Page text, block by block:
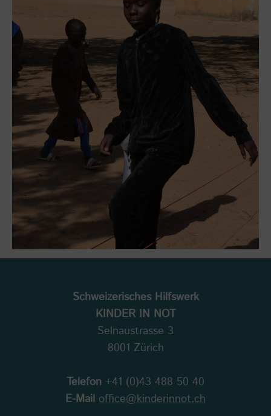
Schweizerisches Hilfswerk
KINDER IN NOT
Selnaustrasse 3
8001 Zürich
Telefon +41 (0)43 488 50 40
E-Mail office@kinderinnot.ch